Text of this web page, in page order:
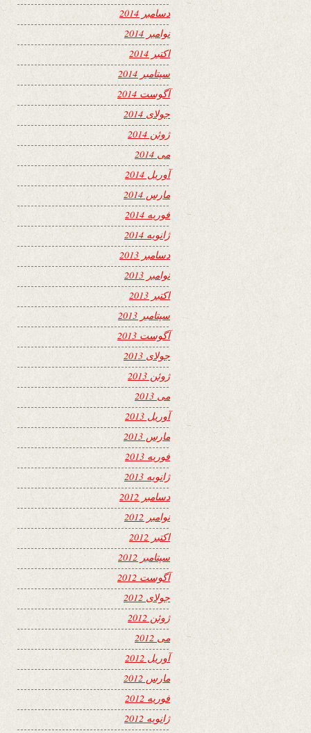
دسامبر 2014
نوامبر 2014
اکتبر 2014
سپتامبر 2014
آگوست 2014
جولای 2014
ژوئن 2014
می 2014
آوریل 2014
مارس 2014
فوریه 2014
ژانویه 2014
دسامبر 2013
نوامبر 2013
اکتبر 2013
سپتامبر 2013
آگوست 2013
جولای 2013
ژوئن 2013
می 2013
آوریل 2013
مارس 2013
فوریه 2013
ژانویه 2013
دسامبر 2012
نوامبر 2012
اکتبر 2012
سپتامبر 2012
آگوست 2012
جولای 2012
ژوئن 2012
می 2012
آوریل 2012
مارس 2012
فوریه 2012
ژانویه 2012